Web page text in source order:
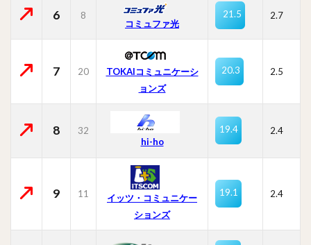
6 8
コミュファ光
21.5 2.7
7 20
TOKAIコミュニケーシ
ョンズ
20.3 2.5
8
32
hi-ho
19.4 2.4
9 11
イッツ・コミュニケー
ションズ
19.1 2.4